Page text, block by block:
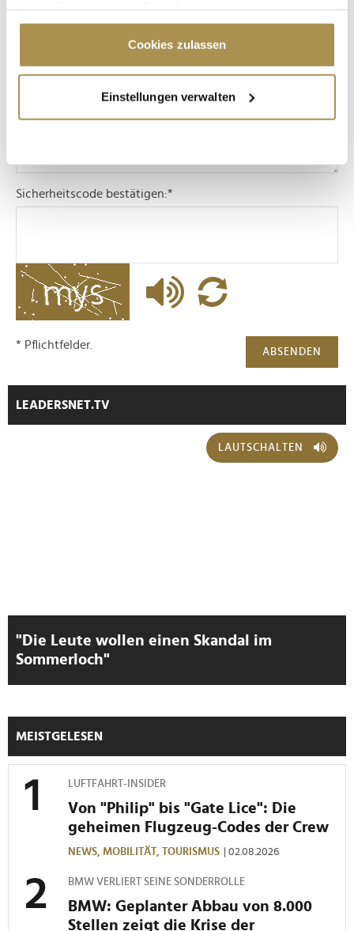
Cookie-Erklärung oder durch Klicken auf das Privacy
Trigger Symbol ändern oder widerrufen
Informationen über Ihre geografische Lage
erfassen, welche bis auf einige Meter genau sein
Erfahren Sie mehr darüber, wie Ihre persönlichen Daten
Wir verwenden Cookies, um Inhalte und Anzeigen zu
personalisieren, Funktionen für soziale Medien anbieten
zu können und die Zugriffe auf unsere Website zu
analysieren. Außerdem geben wir Informationen zu Ihrer
Verwendung unserer Website an unsere Partner für
weiteren Daten zusammen, die Sie ihnen bereitgestellt
haben oder die sie im Rahmen Ihrer Nutzung der Dienste
Cookies zulassen
Einstellungen verwalten
Sicherheitscode bestätigen:*
ABSENDEN
* Pflichtfelder.
LEADERSNET.TV
LAUTSCHALTEN
"Die Leute wollen einen Skandal im
Sommerloch"
MEISTGELESEN
LUFTFAHRT-INSIDER
Von "Philip" bis "Gate Lice": Die
geheimen Flugzeug-Codes der Crew
NEWS, MOBILITÄT, TOURISMUS | 02.08.2026
BMW VERLIERT SEINE SONDERROLLE
BMW: Geplanter Abbau von 8.000
Stellen zeigt die Krise der